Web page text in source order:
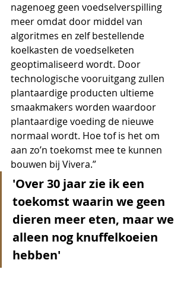
nagenoeg geen voedselverspilling
meer omdat door middel van
algoritmes en zelf bestellende
koelkasten de voedselketen
geoptimaliseerd wordt. Door
technologische vooruitgang zullen
plantaardige producten ultieme
smaakmakers worden waardoor
plantaardige voeding de nieuwe
normaal wordt. Hoe tof is het om
aan zo’n toekomst mee te kunnen
bouwen bij Vivera.”
'Over 30 jaar zie ik een
toekomst waarin we geen
dieren meer eten, maar we
alleen nog knuffelkoeien
hebben'